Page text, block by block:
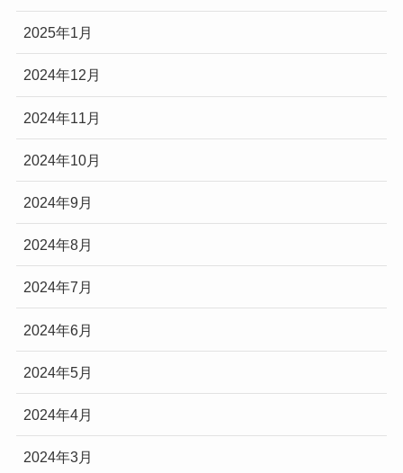
2025年1月
2024年12月
2024年11月
2024年10月
2024年9月
2024年8月
2024年7月
2024年6月
2024年5月
2024年4月
2024年3月